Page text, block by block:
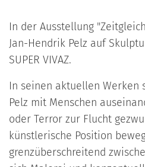
In der Ausstellung
Jan-Hendrik Pelz auf
SUPER VIVAZ.
In seinen aktuellen Werken
Pelz mit Menschen
oder Terror zur Flucht
künstlerische Position
grenzüberschreitend